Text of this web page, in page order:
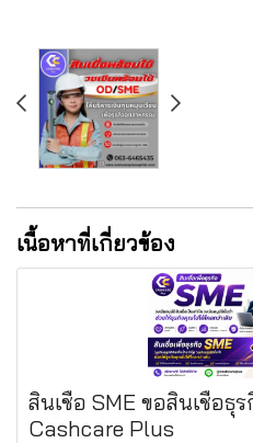
เนื้อหาที่เกี่ยวข้อง
สินเชื่อ SME ขอสินเชื่อธุ
Cashcare Plus